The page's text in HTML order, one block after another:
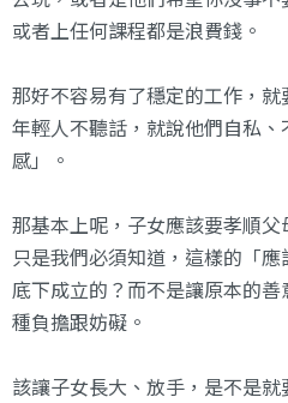
或者上任何課程都是浪費錢。
那好不容易有了穩定的工作，
年輕人不聽話，就說他們自私
感」。
那基本上呢，子女應該要孝順父
只是我們必須知道，這樣的「
底下成立的？而不是讓原本的
種負擔跟妨礙。
該讓子女長大、放手，是不是